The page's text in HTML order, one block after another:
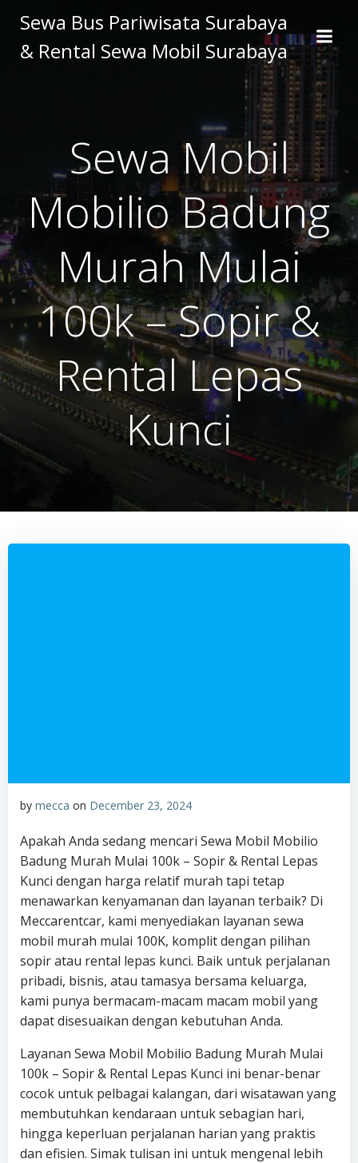
to
content
Sewa Bus Pariwisata Surabaya
& Rental Sewa Mobil Surabaya
Sewa Mobil
Mobilio Badung
Murah Mulai
100k – Sopir &
Rental Lepas
Kunci
by mecca on December 23, 2024
Apakah Anda sedang mencari Sewa Mobil Mobilio
Badung Murah Mulai 100k – Sopir & Rental Lepas
Kunci dengan harga relatif murah tapi tetap
menawarkan kenyamanan dan layanan terbaik? Di
Meccarentcar, kami menyediakan layanan sewa
mobil murah mulai 100K, komplit dengan pilihan
sopir atau rental lepas kunci. Baik untuk perjalanan
pribadi, bisnis, atau tamasya bersama keluarga,
kami punya bermacam-macam macam mobil yang
dapat disesuaikan dengan kebutuhan Anda.
Layanan Sewa Mobil Mobilio Badung Murah Mulai
100k – Sopir & Rental Lepas Kunci ini benar-benar
cocok untuk pelbagai kalangan, dari wisatawan yang
membutuhkan kendaraan untuk sebagian hari,
hingga keperluan perjalanan harian yang praktis
dan efisien. Simak tulisan ini untuk mengenal lebih